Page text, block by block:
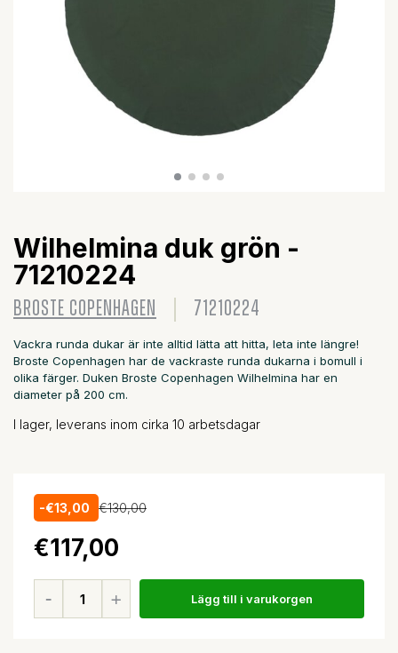
Wilhelmina duk grön -
71210224
BROSTE COPENHAGEN 71210224
Vackra runda dukar är inte alltid lätta att hitta, leta inte längre!
Broste Copenhagen har de vackraste runda dukarna i bomull i
olika färger. Duken Broste Copenhagen Wilhelmina har en
diameter på 200 cm.
I lager, leverans inom cirka 10 arbetsdagar
-€13,00 €130,00
€117,00
Lägg till i varukorgen